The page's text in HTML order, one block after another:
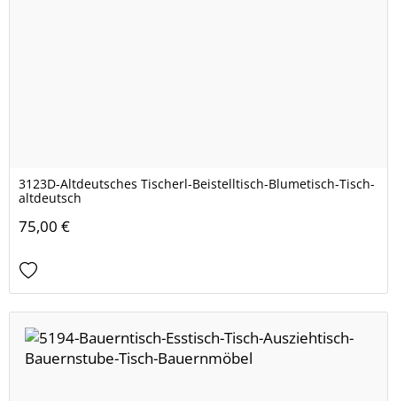
3123D-Altdeutsches Tischerl-Beistelltisch-Blumetisch-Tisch-
altdeutsch
75,00 €